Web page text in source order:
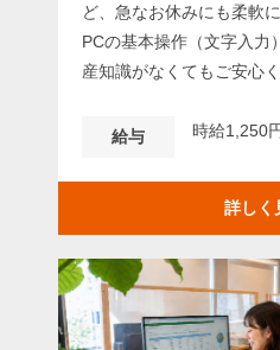
ど、急なお休みにも柔軟
PCの基本操作（文字入力
産知識がなくてもご安心く
給与 時給1,250
詳しく